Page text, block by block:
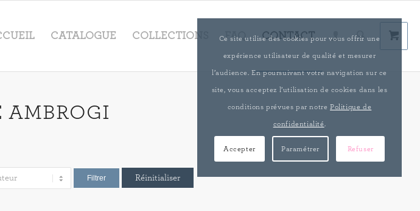
CATALOGUE COLLECTIONS FAQ CONTACT
AMBROGI
Réinitialiser
Ce site utilise des cookies pour vous offrir une
expérience utilisateur de qualité et mesurer
l’audience. En poursuivant votre navigation sur ce
site, vous acceptez l’utilisation de cookies dans les
conditions prévues par notrePolitique de
confidentialité
Accepter Paramétrer Refuser